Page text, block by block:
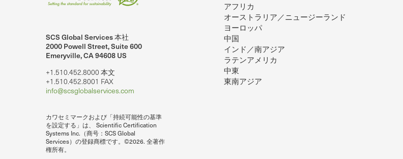
SCS Global Services 本社
2000 Powell Street, Suite 600
Emeryville, CA 94608 US
+1.510.452.8000 本文
+1.510.452.8001 FAX
info@scsglobalservices.com
カワセミマークおよび「持続可能性の基準
を設定する」は、 Scientific Certification
Systems Inc.（商号：SCS Global
Services）の登録商標です。©2026. 全著作
権所有。
アフリカ
オーストラリア／ニュージーランド
ヨーロッパ
中国
インド／南アジア
ラテンアメリカ
中東
東南アジア